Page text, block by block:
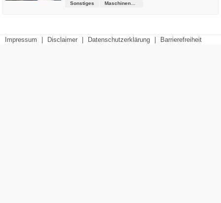
Sonstiges
Impressum Disclaimer Datenschutzerklärung Barrierefreiheit